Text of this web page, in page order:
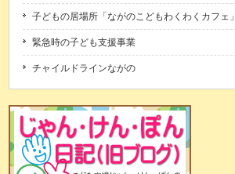
子どもの居場所「ながのこどもわくわくカフェ」
緊急時の子ども支援事業
チャイルドラインながの